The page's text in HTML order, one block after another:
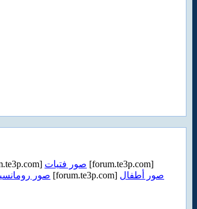
صور فتيات [forum.te3p.com]
صور [forum.te3p.com] صور أطفال